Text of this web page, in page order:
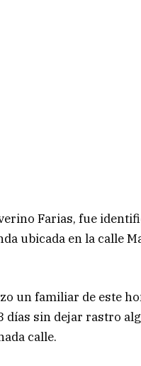
Farias, fue
ubicada en la calle
un familiar de este
días sin dejar rastro
calle.